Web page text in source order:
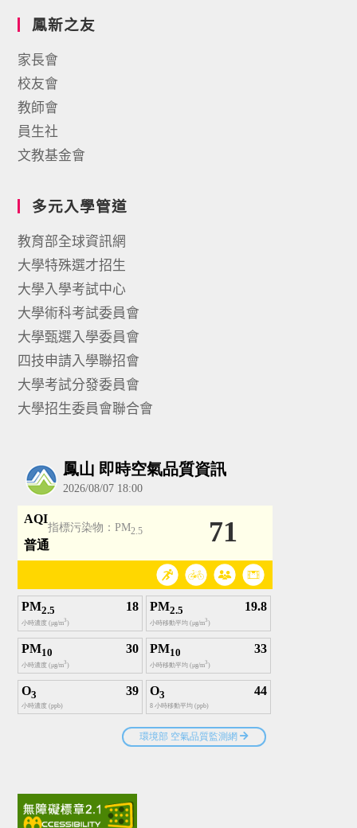
鳳新之友
家長會
校友會
教師會
員生社
文教基金會
多元入學管道
教育部全球資訊網
大學特殊選才招生
大學入學考試中心
大學術科考試委員會
大學甄選入學委員會
四技申請入學聯招會
大學考試分發委員會
大學招生委員會聯合會